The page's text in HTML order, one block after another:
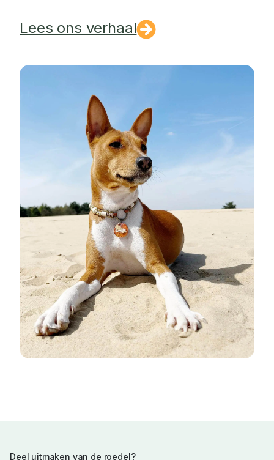
Lees ons verhaal
Deel uitmaken van de roedel?